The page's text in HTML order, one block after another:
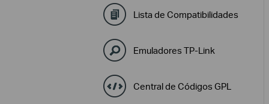
Lista de Compatibilidades
Emuladores TP-Link
Central de Códigos GPL